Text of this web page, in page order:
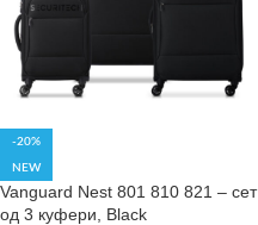
-20%
NEW
Vanguard Nest 801 810 821 – сет
од 3 куфери, Black